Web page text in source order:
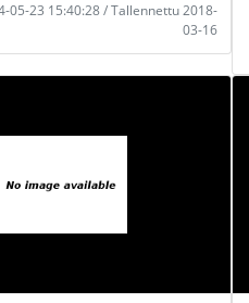
05-23 15:40:28 / Tallennettu 2018-
03-16